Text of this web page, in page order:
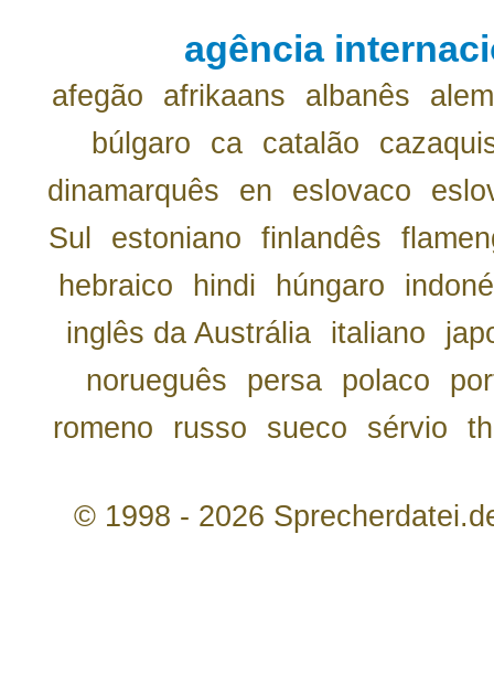
agência
afegão afrikaans albanês
búlgaro
ca catalão
dinamarquês
en eslovaco
Sul
estoniano finlandês
hebraico
hindi húngaro
inglês da Austrália
italiano
norueguês
persa polaco
romeno
russo sueco sérvio th
© 1998 - 2026